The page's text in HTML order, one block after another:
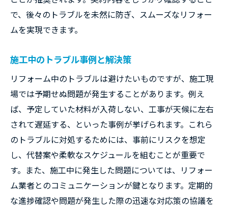
で、後々のトラブルを未然に防ぎ、スムーズなリフォー
ムを実現できます。
施工中のトラブル事例と解決策
リフォーム中のトラブルは避けたいものですが、施工現
場では予期せぬ問題が発生することがあります。例え
ば、予定していた材料が入荷しない、工事が天候に左右
されて遅延する、といった事例が挙げられます。これら
のトラブルに対処するためには、事前にリスクを想定
し、代替案や柔軟なスケジュールを組むことが重要で
す。また、施工中に発生した問題については、リフォー
ム業者とのコミュニケーションが鍵となります。定期的
な進捗確認や問題が発生した際の迅速な対応策の協議を